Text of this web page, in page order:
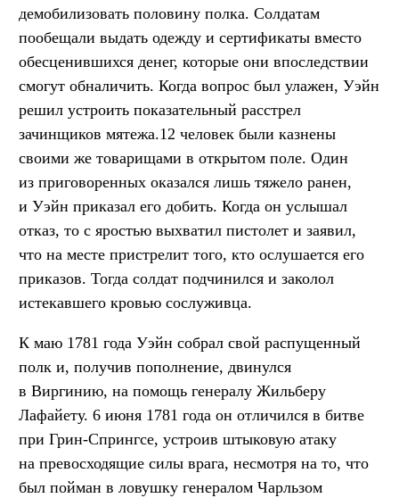
демобилизовать поло­вину полка. Солдатам
пообещали выдать одежду и сертификаты вместо
обесценив­шихся денег, которые они впоследствии
смогут обналичить. Когда вопрос был улажен, Уэйн
решил устроить показатель­ный расстрел
зачинщиков мятежа.12 человек были казнены
своими же товарищами в открытом поле. Один
из приговоренных оказался лишь тяжело ранен,
и Уэйн приказал его добить. Когда он услышал
отказ, то с яростью выхватил пистолет и заявил,
что на месте пристрелит того, кто ослушается его
приказов. Тогда солдат подчинился и заколол
истекавшего кровью сослуживца.
К маю 1781 года Уэйн собрал свой распущенный
полк и, получив пополнение, двинулся
в Виргинию, на помощь генералу Жильберу
Лафайету. 6 июня 1781 года он отличился в битве
при Грин-Спрингсе, устроив штыковую атаку
на превосходящие силы врага, несмотря на то, что
был пойман в ловушку генералом Чарльзом